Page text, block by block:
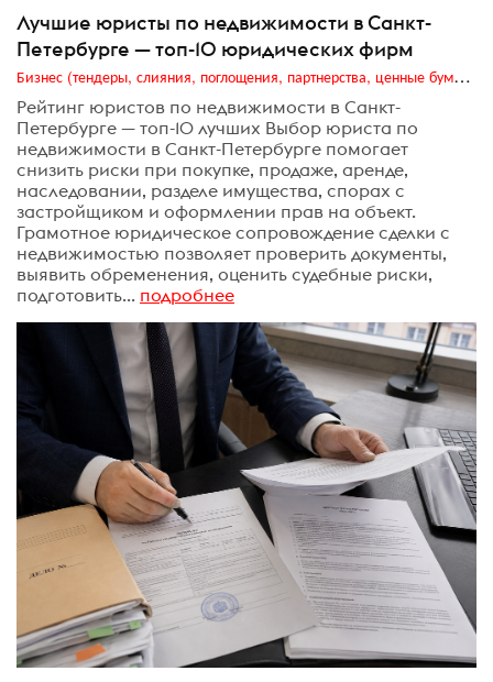
Лучшие юристы по недвижимости в Санкт-
Петербурге — топ-10 юридических фирм
Бизнес (тендеры, слияния, поглощения, партнерства, ценные бумаги, акционеры, финансы и отчетность)
Рейтинг юристов по недвижимости в Санкт-
Петербурге — топ-10 лучших Выбор юриста по
недвижимости в Санкт-Петербурге помогает
снизить риски при покупке, продаже, аренде,
наследовании, разделе имущества, спорах с
застройщиком и оформлении прав на объект.
Грамотное юридическое сопровождение сделки с
недвижимостью позволяет проверить документы,
выявить обременения, оценить судебные риски,
подготовить... подробнее